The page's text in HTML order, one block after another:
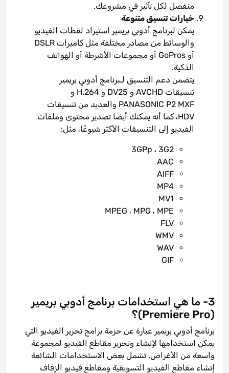
منفصل لكل تأثير في مشروعك.
خيارات تنسيق متنوعة
يمكن لبرنامج أدوبي بريمير استيراد لقطات الفيديو
والوسائط من مصادر مختلفة مثل كاميرات DSLR
أو GoPros أو مجموعات الأشرطة أو الهواتف
الذكية.
يتضمن دعم التنسيق لـبرنامج أدوبي بريمير
تنسيقات AVCHD و DV25 و H.264 و
PANASONIC P2 MXF والعديد من تنسيقات
HDV، كما أنه يمكنك أيضًا تصدير محتوى وملفات
الفيديو إلى التنسيقات الأكثر شيوعًا، مثل:
3GPp ، 3G2
AAC
AIFF
MP4
MV1
MPEG ، MPG ، MPE
FLV
WMV
WAV
GIF
3- ما هي استخدامات برنامج أدوبي بريمير
(Premiere Pro)؟
برنامج أدوبي بريمير عبارة عن حزمة برامج تحرير الفيديو التي
يمكن استخدامها لإنشاء وتحرير مقاطع الفيديو لمجموعة
واسعة من الأغراض. تشمل بعض الاستخدامات الشائعة
إنشاء مقاطع الفيديو التسويقية ومقاطع فيديو الزفاف